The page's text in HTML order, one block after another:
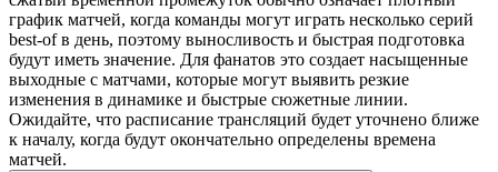
график матчей, когда команды могут играть несколько серий
best-of в день, поэтому выносливость и быстрая подготовка
будут иметь значение. Для фанатов это создает насыщенные
выходные с матчами, которые могут выявить резкие
изменения в динамике и быстрые сюжетные линии.
Ожидайте, что расписание трансляций будет уточнено ближе
к началу, когда будут окончательно определены времена
матчей.